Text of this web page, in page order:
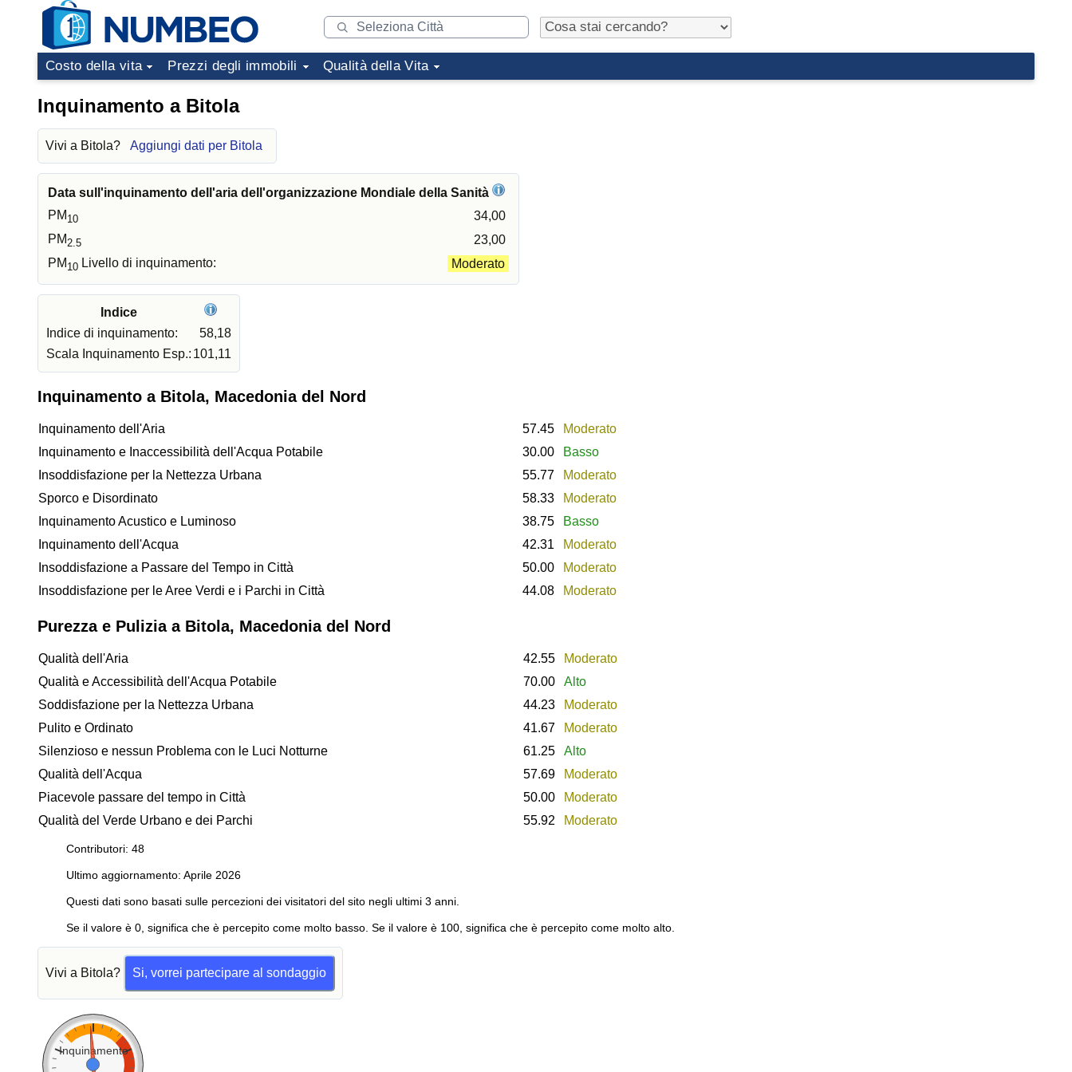
Costo della vita Prezzi degli immobili Qualità della Vita
Inquinamento a Bitola
Vivi a Bitola? Aggiungi dati per Bitola
Data sull'inquinamento dell'aria dell'organizzazione Mondiale della Sanità
PM 10
34,00
PM2.5
23,00
PM 10 Livello di inquinamento: Moderato
Indice
Indice di inquinamento:
58,18
Scala Inquinamento Esp.: 101,11
Inquinamento a Bitola, Macedonia del Nord
Inquinamento dell'Aria 57.45
Moderato
Inquinamento e Inaccessibilità dell'Acqua Potabile
30.00
Basso
Insoddisfazione per la Nettezza Urbana
55.77
Moderato
Sporco e Disordinato
58.33
Moderato
Inquinamento Acustico e Luminoso
38.75
Basso
Inquinamento dell'Acqua
42.31
Moderato
Insoddisfazione a Passare del Tempo in Città
50.00
Moderato
Insoddisfazione per le Aree Verdi e i Parchi in Città
44.08 Moderato
Purezza e Pulizia a Bitola, Macedonia del Nord
Qualità dell'Aria 42.55
Moderato
Qualità e Accessibilità dell'Acqua Potabile
70.00
Alto
Soddisfazione per la Nettezza Urbana
44.23
Moderato
Pulito e Ordinato
41.67
Moderato
Silenzioso e nessun Problema con le Luci Notturne
61.25
Alto
Qualità dell'Acqua
57.69
Moderato
Piacevole passare del tempo in Città
50.00
Moderato
Qualità del Verde Urbano e dei Parchi
55.92 Moderato
Contributori: 48
Ultimo aggiornamento: Aprile 2026
Questi dati sono basati sulle percezioni dei visitatori del sito negli ultimi 3 anni.
Se il valore è 0, significa che è percepito come molto basso. Se il valore è 100, significa che è percepito come molto alto.
Vivi a Bitola? Si, vorrei partecipare al sondaggio
Inquinamento